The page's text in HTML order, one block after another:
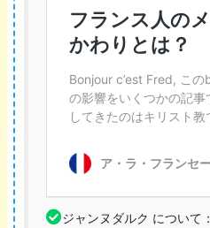
ジャンヌダルク について：